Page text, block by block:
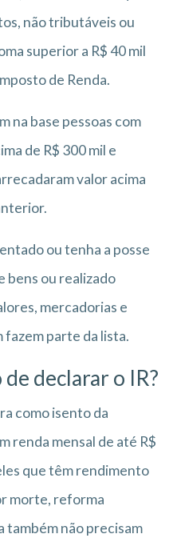
não tributáveis ou
superior a R$ 40 mil
de Renda.
na base pessoas com
de R$ 300 mil e
valor acima
ou tenha a posse
bens ou realizado
mercadorias e
parte da lista.
declarar o IR?
como isento da
renda mensal de até R$
que têm rendimento
morte, reforma
também não precisam